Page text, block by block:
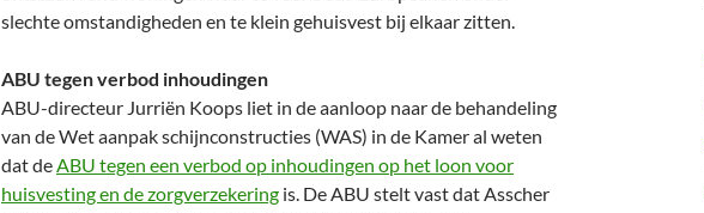
slechte omstandigheden en te klein gehuisvest bij elkaar zitten.
ABU tegen verbod inhoudingen
ABU-directeur Jurriën Koops liet in de aanloop naar de behandeling
van de Wet aanpak schijnconstructies (WAS) in de Kamer al weten
dat deABU tegen een verbod op inhoudingen op het loon voor
huisvesting en de zorgverzekering is. De ABU stelt vast dat Asscher